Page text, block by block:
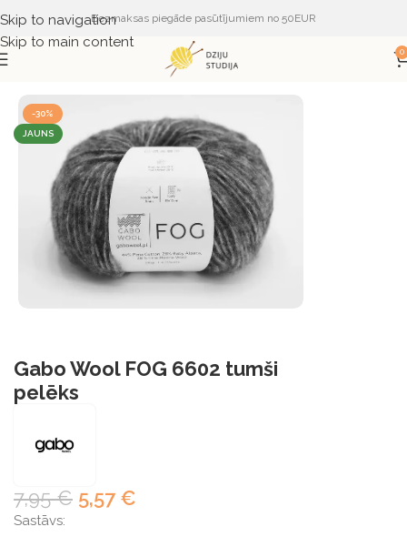
Skip to navigation
Skip to main content
Bezmaksas piegāde pasūtījumiem no 50EUR
0
DZIJA PĒC RAŽOTĀJA
-30%
JAUNS
Gabo Wool FOG 6602 tumši
pelēks
7,95€ 5,57 €
Sastāvs: